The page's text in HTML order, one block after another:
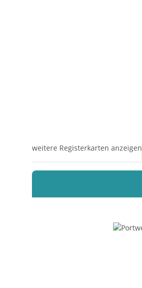
weitere Registerkarten anzeigen